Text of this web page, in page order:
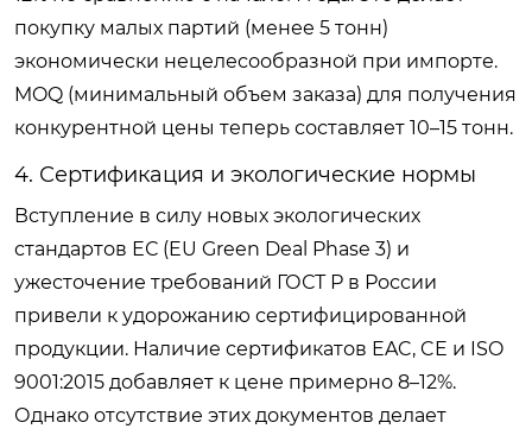
покупку малых партий (менее 5 тонн)
экономически нецелесообразной при импорте.
MOQ (минимальный объем заказа) для получения
конкурентной цены теперь составляет 10–15 тонн.
4. Сертификация и экологические нормы
Вступление в силу новых экологических
стандартов ЕС (EU Green Deal Phase 3) и
ужесточение требований ГОСТ Р в России
привели к удорожанию сертифицированной
продукции. Наличие сертификатов EAC, CE и ISO
9001:2015 добавляет к цене примерно 8–12%.
Однако отсутствие этих документов делает